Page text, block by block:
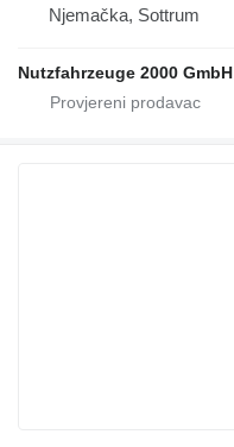
Njemačka, Sottrum
Nutzfahrzeuge 2000 GmbH